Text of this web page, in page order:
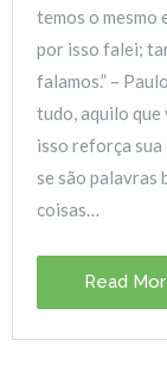
temos o
por isso falei;
falamos.” –
tudo, aquilo que
isso reforça sua
se são palavras
coisas…
Read